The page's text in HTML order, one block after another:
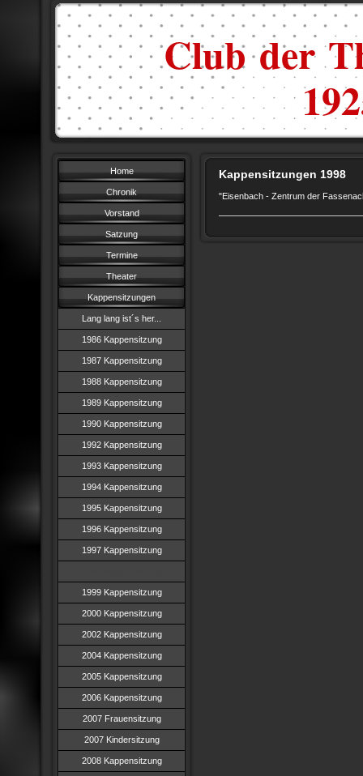
Club der
Home
Chronik
Vorstand
Satzung
Termine
Theater
Kappensitzungen
Lang lang ist´s her...
1986 Kappensitzung
1987 Kappensitzung
1988 Kappensitzung
1989 Kappensitzung
1990 Kappensitzung
1992 Kappensitzung
1993 Kappensitzung
1994 Kappensitzung
1995 Kappensitzung
1996 Kappensitzung
1997 Kappensitzung
1999 Kappensitzung
2000 Kappensitzung
2002 Kappensitzung
2004 Kappensitzung
2005 Kappensitzung
2006 Kappensitzung
2007 Frauensitzung
2007 Kindersitzung
2008 Kappensitzung
Kappensitzungen 1998
"Eisenbach - Zentrum der